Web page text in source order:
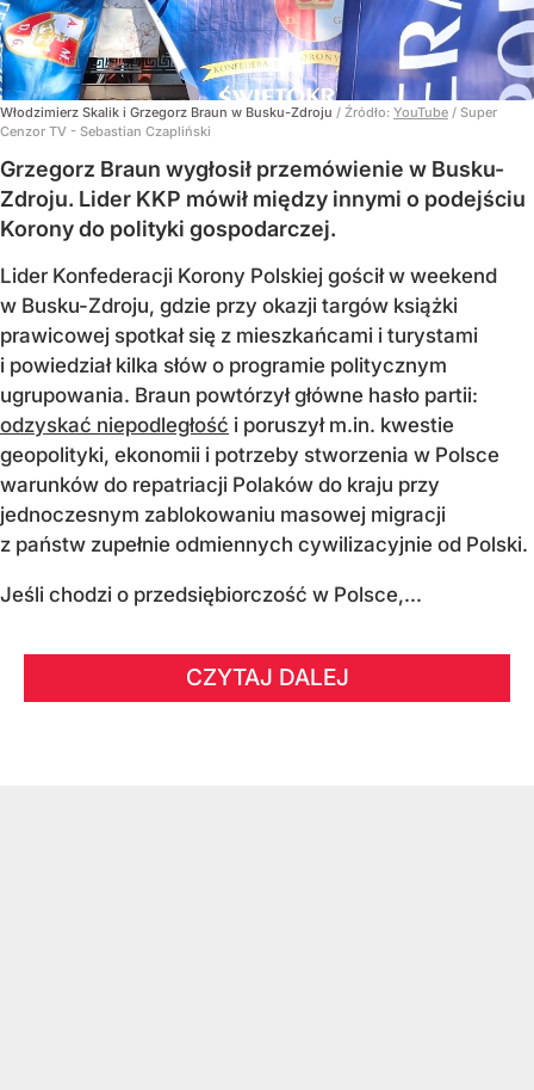
Włodzimierz Skalik i Grzegorz Braun w Busku-Zdroju / Źródło: YouTube / Super
Cenzor TV - Sebastian Czapliński
Grzegorz Braun wygłosił przemówienie w Busku-
Zdroju. Lider KKP mówił między innymi o podejściu
Korony do polityki gospodarczej.
Lider Konfederacji Korony Polskiej gościł w weekend
w Busku-Zdroju, gdzie przy okazji targów książki
prawicowej spotkał się z mieszkańcami i turystami
i powiedział kilka słów o programie politycznym
ugrupowania. Braun powtórzył główne hasło partii:
odzyskać niepodległość i poruszył m.in. kwestie
geopolityki, ekonomii i potrzeby stworzenia w Polsce
warunków do repatriacji Polaków do kraju przy
jednoczesnym zablokowaniu masowej migracji
z państw zupełnie odmiennych cywilizacyjnie od Polski.
Jeśli chodzi o przedsiębiorczość w Polsce,...
CZYTAJ DALEJ